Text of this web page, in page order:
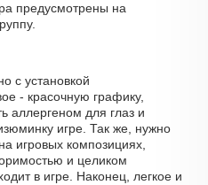
предусмотрены на
с установкой
- красочную графику,
аллергеном для глаз и
игре. Так же, нужно
игровых композициях,
и целиком
в игре. Наконец, легкое и